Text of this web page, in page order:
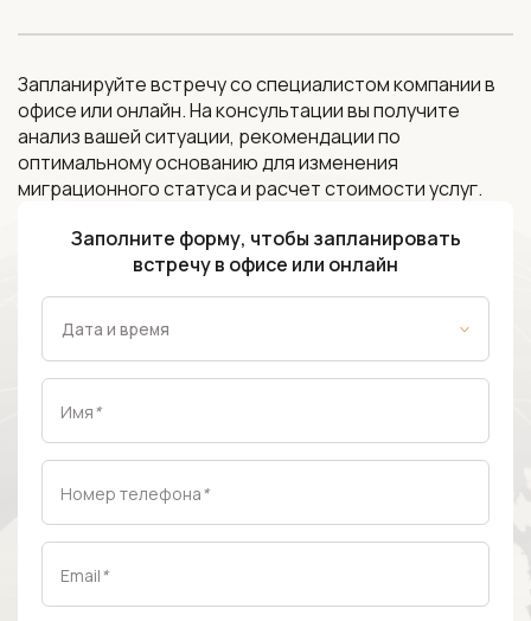
Запланируйте встречу со специалистом компании в
офисе или онлайн. На консультации вы получите
анализ вашей ситуации, рекомендации по
оптимальному основанию для изменения
миграционного статуса и расчет стоимости услуг.
Заполните форму, чтобы запланировать
встречу в офисе или онлайн
Имя*
Номер телефона*
Email*